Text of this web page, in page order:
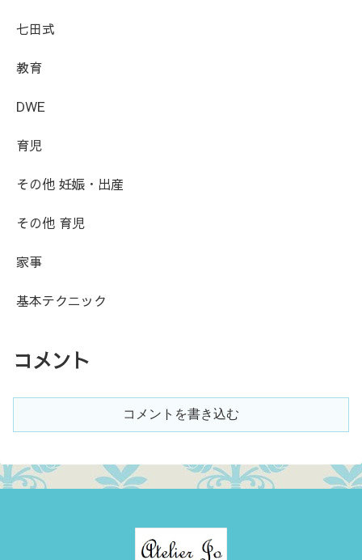
七田式
教育
DWE
育児
その他 妊娠・出産
その他 育児
家事
基本テクニック
コメント
コメントを書き込む